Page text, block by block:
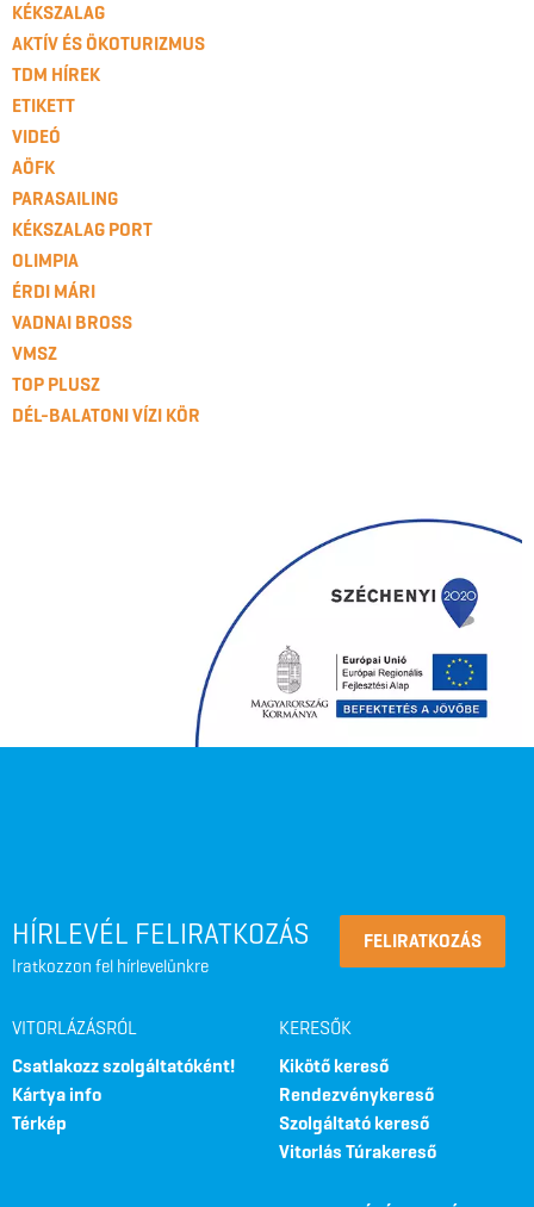
KÉKSZALAG
AKTÍV ÉS ÖKOTURIZMUS
TDM HÍREK
ETIKETT
VIDEÓ
AÖFK
PARASAILING
KÉKSZALAG PORT
OLIMPIA
ÉRDI MÁRI
VADNAI BROSS
VMSZ
TOP PLUSZ
DÉL-BALATONI VÍZI KÖR
HÍRLEVÉL FELIRATKOZÁS
Iratkozzon fel hírlevelünkre
FELIRATKOZÁS
VITORLÁZÁSRÓL
Csatlakozz szolgáltatóként!
Kártya info
Térkép
KERESŐK
Kikötő kereső
Rendezvénykereső
Szolgáltató kereső
Vitorlás Túrakereső